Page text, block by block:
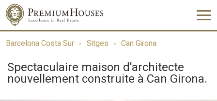
Barcelona Costa Sur Sitges Can Girona
Spectaculaire maison d'architecte
nouvellement construite à Can Girona.